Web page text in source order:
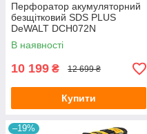
Перфоратор акумуляторний
безщітковий SDS PLUS
DeWALT DCH072N
В наявності
10 199 ₴ 12 699 ₴
Купити
–19%